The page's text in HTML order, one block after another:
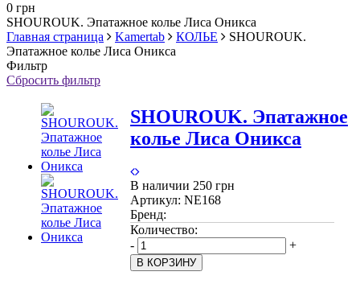
0 грн
SHOUROUK. Эпатажное колье Лиса Оникса
Главная страница
Kamertab КОЛЬЕ
SHOUROUK.
Эпатажное колье Лиса Оникса
Фильтр
Сбросить фильтр
SHOUROUK. Эпатажное
колье Лиса Оникса
В наличии 250 грн
Артикул: NE168
Бренд:
Количество:
-
+